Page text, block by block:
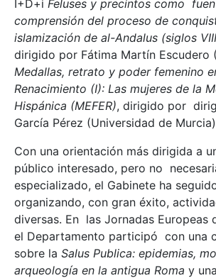
I+D+i Feluses y precintos como
comprensión del proceso de
islamización de al-Andalus (siglos
dirigido por Fátima Martín Escudero
Medallas, retrato y poder femenino
Renacimiento (I): Las mujeres de la
Hispánica (MEFER), dirigido por
García Pérez (Universidad de
Con una orientación más dirigida a
público interesado, pero no
especializado, el Gabinete ha
organizando, con gran éxito,
diversas. En las Jornadas Europeas
el Departamento participó con una
sobre la Salus Publica: epidemias,
arqueología en la antigua Roma y